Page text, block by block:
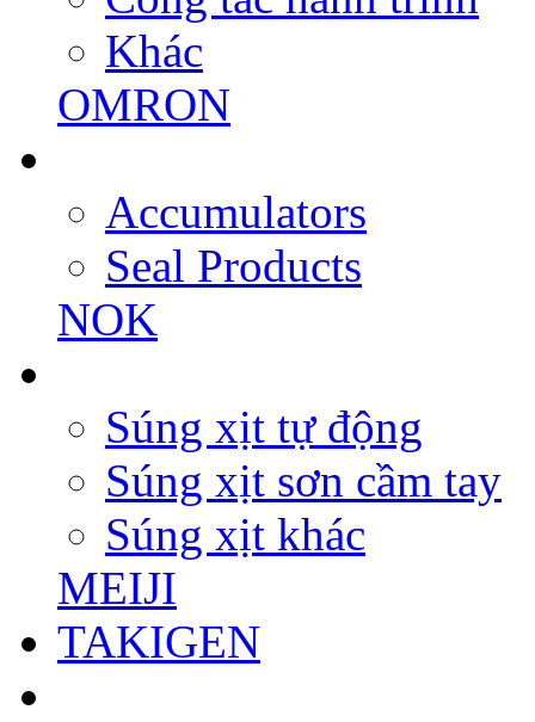
Khác
OMRON
Accumulators
Seal Products
NOK
Súng xịt tự động
Súng xịt sơn cầm tay
Súng xịt khác
MEIJI
TAKIGEN